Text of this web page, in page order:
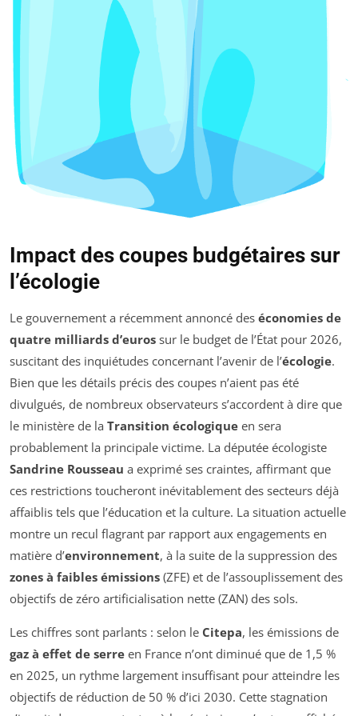
Impact des coupes budgétaires sur
l’écologie
Le gouvernement a récemment annoncé des économies de
quatre milliards d’euros sur le budget de l’État pour 2026,
suscitant des inquiétudes concernant l’avenir de l’écologie.
Bien que les détails précis des coupes n’aient pas été
divulgués, de nombreux observateurs s’accordent à dire que
le ministère de la Transition écologique en sera
probablement la principale victime. La députée écologiste
Sandrine Rousseau a exprimé ses craintes, affirmant que
ces restrictions toucheront inévitablement des secteurs déjà
affaiblis tels que l’éducation et la culture. La situation actuelle
montre un recul flagrant par rapport aux engagements en
matière d’environnement, à la suite de la suppression des
zones à faibles émissions (ZFE) et de l’assouplissement des
objectifs de zéro artificialisation nette (ZAN) des sols.
Les chiffres sont parlants : selon le Citepa, les émissions de
gaz à effet de serre en France n’ont diminué que de 1,5 %
en 2025, un rythme largement insuffisant pour atteindre les
objectifs de réduction de 50 % d’ici 2030. Cette stagnation